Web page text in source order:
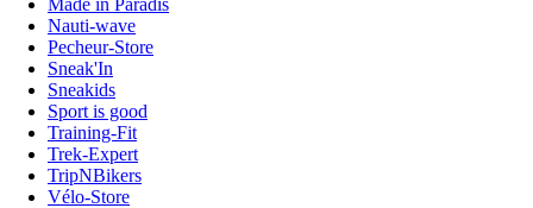
Nauti-wave
Pecheur-Store
Sneak'In
Sneakids
Sport is good
Training-Fit
Trek-Expert
TripNBikers
Vélo-Store